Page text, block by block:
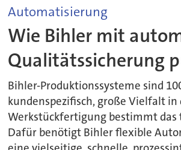
Automatisierung
Wie Bihler mit
Qualitätssicherung
Bihler-Produktionssysteme sind
kundenspezifisch, große Vielfalt in
Werkstückfertigung bestimmt das
Dafür benötigt Bihler flexible